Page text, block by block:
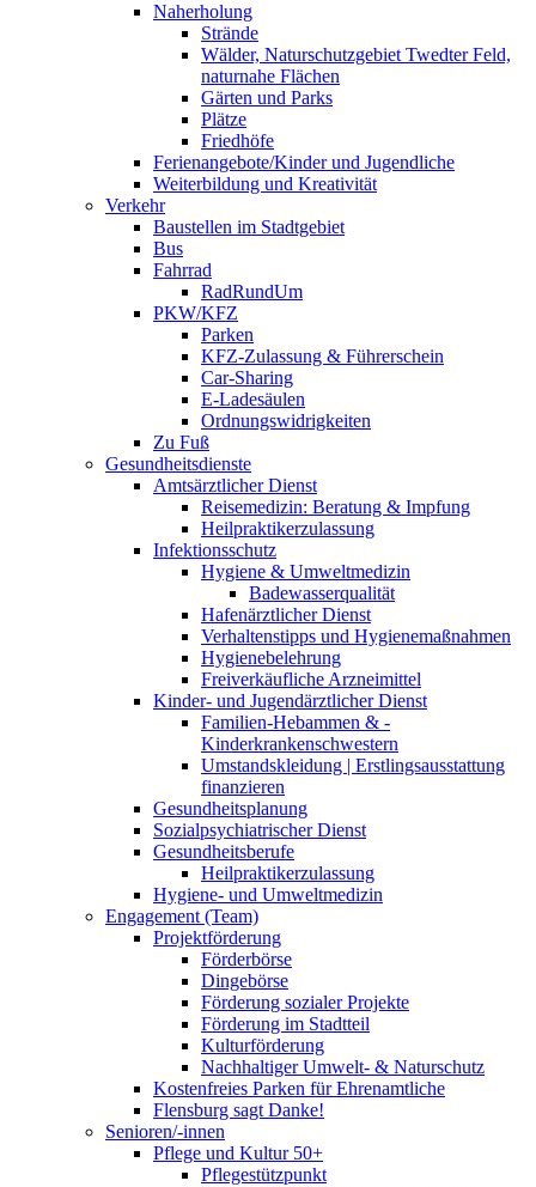
Naherholung
Strände
Wälder, Naturschutzgebiet Twedter Feld,
naturnahe Flächen
Gärten und Parks
Plätze
Friedhöfe
Ferienangebote/Kinder und Jugendliche
Weiterbildung und Kreativität
Verkehr
Baustellen im Stadtgebiet
Bus
Fahrrad
RadRundUm
PKW/KFZ
Parken
KFZ-Zulassung & Führerschein
Car-Sharing
E-Ladesäulen
Ordnungswidrigkeiten
Zu Fuß
Gesundheitsdienste
Amtsärztlicher Dienst
Reisemedizin: Beratung & Impfung
Heilpraktikerzulassung
Infektionsschutz
Hygiene & Umweltmedizin
Badewasserqualität
Hafenärztlicher Dienst
Verhaltenstipps und Hygienemaßnahmen
Hygienebelehrung
Freiverkäufliche Arzneimittel
Kinder- und Jugendärztlicher Dienst
Familien-Hebammen & -
Kinderkrankenschwestern
Umstandskleidung | Erstlingsausstattung
finanzieren
Gesundheitsplanung
Sozialpsychiatrischer Dienst
Gesundheitsberufe
Heilpraktikerzulassung
Hygiene- und Umweltmedizin
Engagement (Team)
Projektförderung
Förderbörse
Dingebörse
Förderung sozialer Projekte
Förderung im Stadtteil
Kulturförderung
Nachhaltiger Umwelt- & Naturschutz
Kostenfreies Parken für Ehrenamtliche
Flensburg sagt Danke!
Senioren/-innen
Pflege und Kultur 50+
Pflegestützpunkt